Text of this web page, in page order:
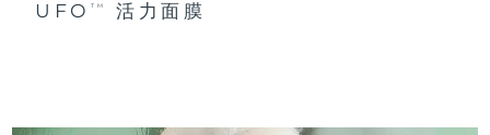
UFO TM 活力面膜